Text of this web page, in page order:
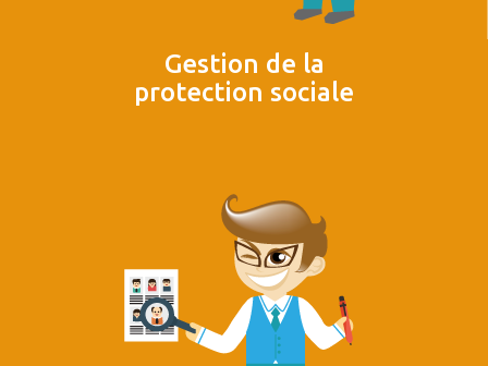
Gestion de la
protection sociale